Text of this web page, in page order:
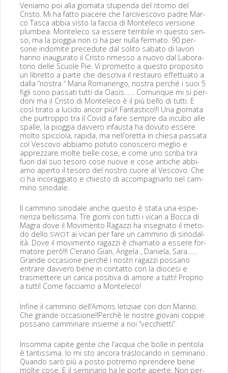
Veni­amo poi alla gior­na­ta stu­pen­da del ritorno del
Cristo. Mi ha fat­to piacere che l’arcivescovo padre Mar­
co Tas­ca abbia vis­to la fac­cia di Mon­t­ele­co ver­sione
plumbea. Mon­t­ele­co sa essere ter­ri­bile in questo sen­
so, ma la piog­gia non ci ha per nul­la fer­ma­to. 90 per­
sone indomite pre­ce­dute dal soli­to saba­to di lavori
han­no inau­gu­ra­to il Cristo rimes­so a nuo­vo dal Lab­o­ra­
to­rio delle Scuole Pie. Vi promet­to a questo propos­i­to
un libret­to a parte che descri­va il restau­ro effet­tua­to a
dal­la “nos­tra “ Maria Roma­nen­go, nos­tra per­ché i suoi 5
figli sono pas­sati tut­ti da Oasis…… Comunque mi si per­
doni ma il Cristo di Mon­t­ele­co è il più bel­lo di tut­ti. E
così tira­to a luci­do ancor più!! Fan­tas­ti­co!!! Una gior­na­ta
che purtrop­po tra il Covid a fare sem­pre da incubo alle
spalle, la piog­gia davvero infaus­ta ha dovu­to essere
molto spic­ci­o­la, rap­i­da, ma nell’oretta in chiesa pas­sa­ta
col Vesco­vo abbi­amo potu­to conoscer­ci meglio e
apprez­zare molte belle cose, e come uno scri­ba tira
fuori dal suo tesoro cose nuove e cose antiche abbi­
amo aper­to il tesoro del nos­tro cuore al Vesco­vo. Che
ci ha incor­ag­gia­to e chiesto di accom­pa­g­narlo nel cam­
mi­no sinodale.
Il cam­mi­no sin­odale anche questo è sta­ta una espe­
rien­za bel­lis­si­ma. Tre giorni con tut­ti i vic­ari a Boc­ca di
Magra dove il Movi­men­to Ragazzi ha inseg­na­to il meto­
do del­lo SWOTai vic­ari per fare un cam­mi­no di sin­odal­
ità. Dove il movi­men­to ragazzi è chiam­a­to a essere for­
ma­tore però!!! C’erano Gian, Angela , Daniela, Sara……
Grande occa­sione per­ché i nos­tri ragazzi pos­sano
entrare davvero bene in con­tat­to con la dio­ce­si e
trasmet­tere un car­i­ca pos­i­ti­va di amore a tut­ti! Pro­prio
a tut­ti! Come fac­ciamo a Monteleco!
Infine il cam­mi­no dell’Amoris letiziae con don Mari­no.
Che grande occasione!!Perchè le nos­tre gio­vani cop­pie
pos­sano cam­minare insieme a noi “vec­chi­et­ti”.
Insom­ma capite gente che l’acqua che bolle in pen­to­la
è tan­tis­si­ma. Io mi sto anco­ra traslo­can­do in sem­i­nario.
Quan­do sarò più a pos­to potremo ripren­dere bene
molte cose. E il sem­i­nario ha le porte aperte. Non per­